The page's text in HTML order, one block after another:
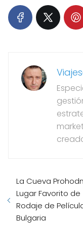
La Cueva
Lugar Favorito de
Rodaje de
Bulgaria